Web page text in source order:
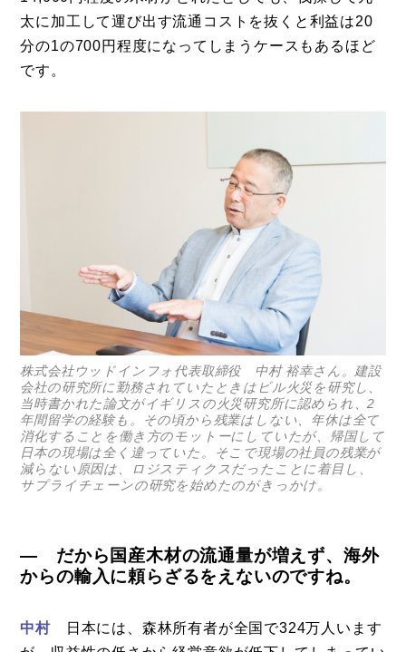
太に加工して運び出す流通コストを抜くと利益は20
分の1の700円程度になってしまうケースもあるほど
です。
株式会社ウッドインフォ代表取締役 中村 裕幸さん。建設
会社の研究所に勤務されていたときはビル火災を研究し、
当時書かれた論文がイギリスの火災研究所に認められ、2
年間留学の経験も。その頃から残業はしない、年休は全て
消化することを働き方のモットーにしていたが、帰国して
日本の現場は全く違っていた。そこで現場の社員の残業が
減らない原因は、ロジスティクスだったことに着目し、
サプライチェーンの研究を始めたのがきっかけ。
― だから国産木材の流通量が増えず、海外
からの輸入に頼らざるをえないのですね。
中村 日本には、森林所有者が全国で324万人います